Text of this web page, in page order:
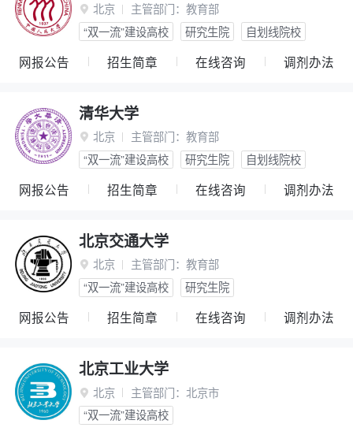
 北京 主管部门： 教育部
“双一流”建设高校
研究生院 自划线院校
网报公告 招生简章 在线咨询 调剂办法
清华大学
 北京 主管部门： 教育部
“双一流”建设高校
研究生院 自划线院校
网报公告 招生简章 在线咨询 调剂办法
北京交通大学
 北京 主管部门： 教育部
“双一流”建设高校
研究生院
网报公告 招生简章 在线咨询 调剂办法
北京工业大学
 北京 主管部门： 北京市
“双一流”建设高校